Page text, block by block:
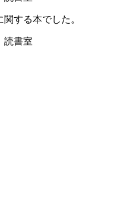
する本でした。